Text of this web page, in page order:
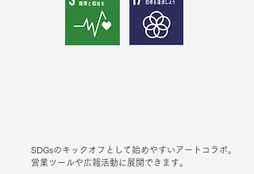
SDGsのキックオフとして始めやすいアートコラボ。
営業ツールや広報活動に展開できます。